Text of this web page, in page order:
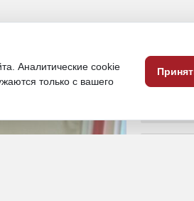
министра Сергей
2 июня,
Аналитические cookie
только с вашего